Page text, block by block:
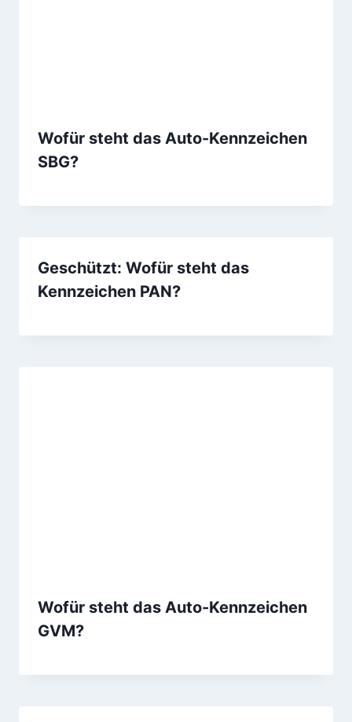
Wofür steht das Auto-Kennzeichen
SBG?
Geschützt: Wofür steht das
Kennzeichen PAN?
Wofür steht das Auto-Kennzeichen
GVM?